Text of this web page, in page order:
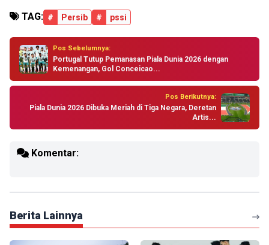
TAG: # Persib # pssi
Pos Sebelumnya:
Portugal Tutup Pemanasan Piala Dunia 2026 dengan
Kemenangan, Gol Conceicao...
Pos Berikutnya:
Piala Dunia 2026 Dibuka Meriah di Tiga Negara, Deretan
Artis...
Komentar:
Berita Lainnya